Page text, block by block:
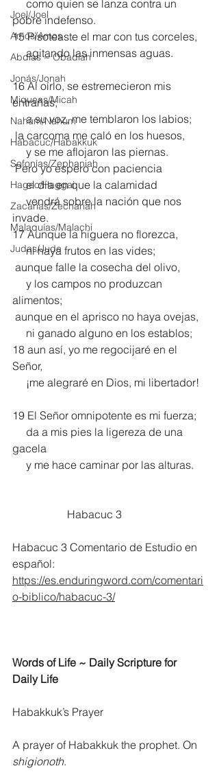
Joel/Joel
Amós/Amos
Abdías ~ Obadiah
Jonás/Jonah
Miqueas/Micah
Nahúm/Nahum
Habacuc/Habakkuk
Sofonías/Zephaniah
Hageo/Haggai
Zacarías/Zechariah
Malaquías/Malachi
Judas/Jude
pobre indefenso.
15 Pisoteaste el mar con tus corceles,
     agitando las inmensas aguas.
16 Al oírlo, se estremecieron mis
entrañas;
     a su voz, me temblaron los labios;
la carcoma me caló en los huesos,
     y se me aflojaron las piernas.
Pero yo espero con paciencia
     el día en que la calamidad
     vendrá sobre la nación que nos
invade.
17 Aunque la higuera no florezca,
     ni haya frutos en las vides;
aunque falle la cosecha del olivo,
alimentos;
aunque en el aprisco no haya ovejas,
     ni ganado alguno en los establos;
18 aun así, yo me regocijaré en el
Señor,
     ¡me alegraré en Dios, mi libertador!
19 El Señor omnipotente es mi fuerza;
gacela
     y me hace caminar por las alturas.
		Habacuc 3
Habacuc 3 Comentario de Estudio en
español:
https://es.enduringword.com/comentari
o-biblico/habacuc-3/
Words of Life ~ Daily Scripture for
Daily Life
Habakkuk’s Prayer
A prayer of Habakkuk the prophet. On
shigionoth.